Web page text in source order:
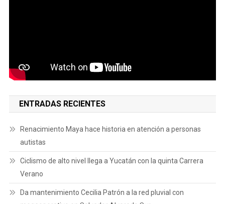
ENTRADAS RECIENTES
Renacimiento Maya hace historia en atención a personas
autistas
Ciclismo de alto nivel llega a Yucatán con la quinta Carrera
Verano
Da mantenimiento Cecilia Patrón a la red pluvial con